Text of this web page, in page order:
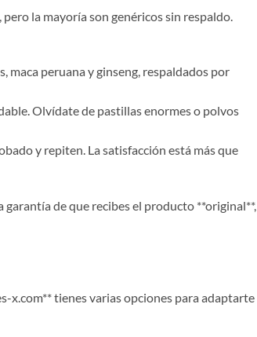
la mayoría son genéricos sin respaldo.
maca peruana y ginseng, respaldados por
Olvídate de pastillas enormes o polvos
y repiten. La satisfacción está más que
de que recibes el producto **original**,
x.com** tienes varias opciones para adaptarte